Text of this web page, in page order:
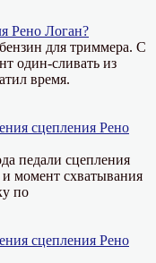
Рено Логан?
для триммера. С
один-сливать из
время.
сцепления Рено
педали сцепления
момент схватывания
по
сцепления Рено